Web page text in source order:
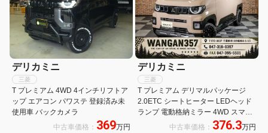
デリカミニ
三菱
T プレミアム 4WD 4インチリフトア
ップ エアコン パワステ 登録済み未
使用車 バックカメラ
中古車価格： 369万円
デリカミニ
三菱
T プレミアム デリマルパッケージ
2.0ETC シートヒーター LEDヘッド
ランプ 電動格納ミラー 4WD スマー
トキー 禁煙車 Bluetooth パノラミッ
中古車価格： 376.3万円